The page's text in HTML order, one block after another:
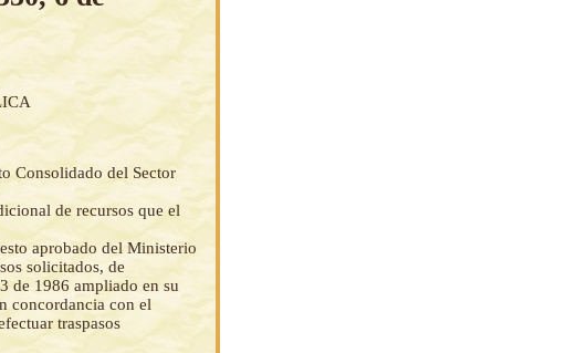
Consolidado del Sector
de recursos que el
aprobado del Ministerio
solicitados, de
de 1986 ampliado en su
concordancia con el
traspasos